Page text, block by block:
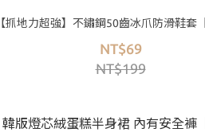
【抓地力超強】不鏽鋼50齒冰爪防滑鞋套
NT$69
NT$199